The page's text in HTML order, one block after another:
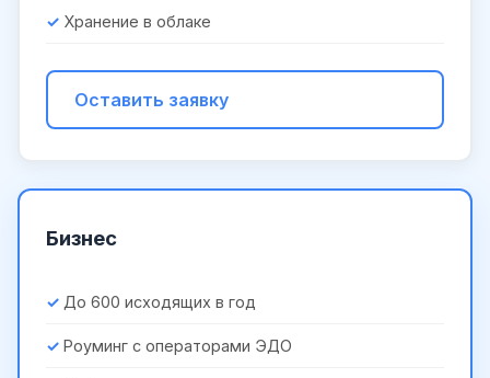
Хранение в облаке
Оставить заявку
Бизнес
До 600 исходящих в год
Роуминг с операторами ЭДО